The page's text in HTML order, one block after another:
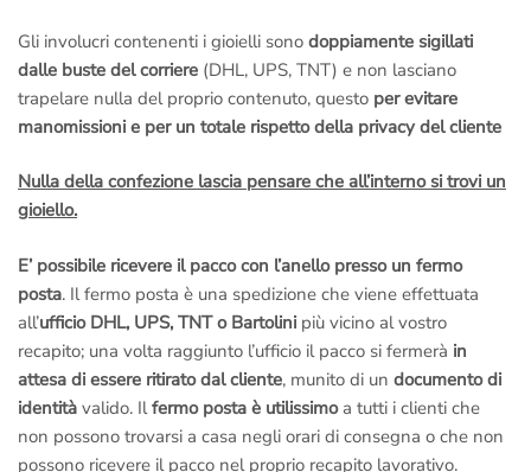
Gli involucri contenenti i gioielli sono doppiamente sigillati
dalle buste del corriere (DHL, UPS, TNT) e non lasciano
trapelare nulla del proprio contenuto, questo per evitare
manomissioni e per un totale rispetto della privacy del cliente
Nulla della confezione lascia pensare che all’interno si trovi un
gioiello.
E’ possibile ricevere il pacco con l’anello presso un fermo
posta. Il fermo posta è una spedizione che viene effettuata
all’ufficio DHL, UPS, TNT o Bartolini più vicino al vostro
recapito; una volta raggiunto l’ufficio il pacco si fermerà in
attesa di essere ritirato dal cliente, munito di un documento di
identità valido. Ilfermo posta è utilissimoa tutti i clienti che
non possono trovarsi a casa negli orari di consegna o che non
possono ricevere il pacco nel proprio recapito lavorativo.